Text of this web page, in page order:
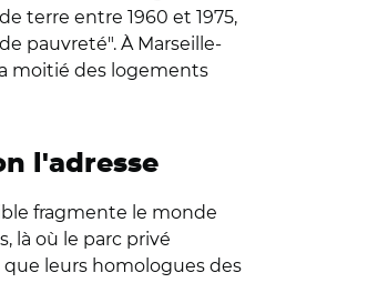
terre entre 1960 et 1975,
pauvreté". À Marseille-
moitié des logements
l'adresse
fragmente le monde
là où le parc privé
que leurs homologues des